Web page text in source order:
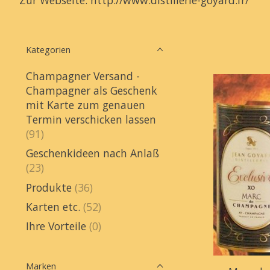
Kategorien
Champagner Versand -
Champagner als Geschenk
mit Karte zum genauen
Termin verschicken lassen
(91)
Geschenkideen nach Anlaß
(23)
Produkte (36)
Karten etc. (52)
Ihre Vorteile (0)
Marken